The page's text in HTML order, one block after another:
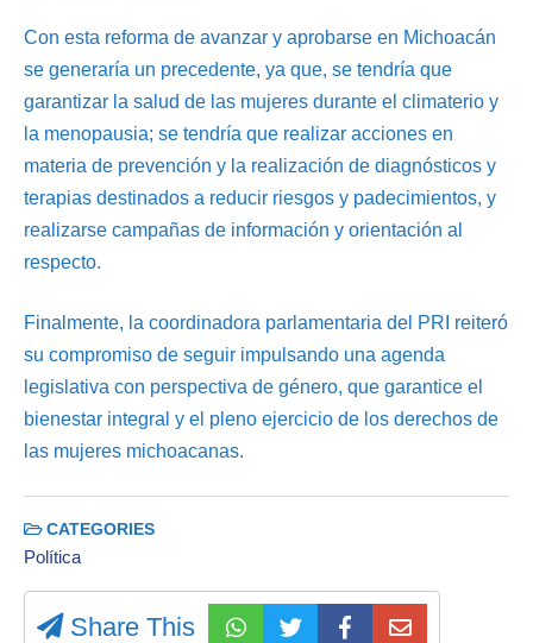
Con esta reforma de avanzar y aprobarse en Michoacán
se generaría un precedente, ya que, se tendría que
garantizar la salud de las mujeres durante el climaterio y
la menopausia; se tendría que realizar acciones en
materia de prevención y la realización de diagnósticos y
terapias destinados a reducir riesgos y padecimientos, y
realizarse campañas de información y orientación al
respecto.
Finalmente, la coordinadora parlamentaria del PRI reiteró
su compromiso de seguir impulsando una agenda
legislativa con perspectiva de género, que garantice el
bienestar integral y el pleno ejercicio de los derechos de
las mujeres michoacanas.
CATEGORIES
Política
Share This